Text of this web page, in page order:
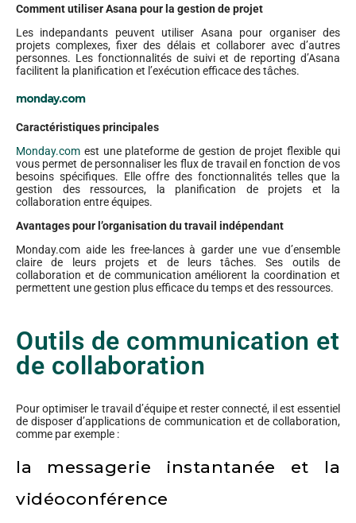
Comment utiliser Asana pour la gestion de projet
Les indepandants peuvent utiliser Asana pour organiser des
projets complexes, fixer des délais et collaborer avec d’autres
personnes. Les fonctionnalités de suivi et de reporting d’Asana
facilitent la planification et l’exécution efficace des tâches.
monday.com
Caractéristiques principales
Monday.com est une plateforme de gestion de projet flexible qui
vous permet de personnaliser les flux de travail en fonction de vos
besoins spécifiques. Elle offre des fonctionnalités telles que la
gestion des ressources, la planification de projets et la
collaboration entre équipes.
Avantages pour l’organisation du travail indépendant
Monday.com aide les free-lances à garder une vue d’ensemble
claire de leurs projets et de leurs tâches. Ses outils de
collaboration et de communication améliorent la coordination et
permettent une gestion plus efficace du temps et des ressources.
Outils de communication et
de collaboration
Pour optimiser le travail d’équipe et rester connecté, il est essentiel
de disposer d’applications de communication et de collaboration,
comme par exemple :
la messagerie instantanée et la
vidéoconférence